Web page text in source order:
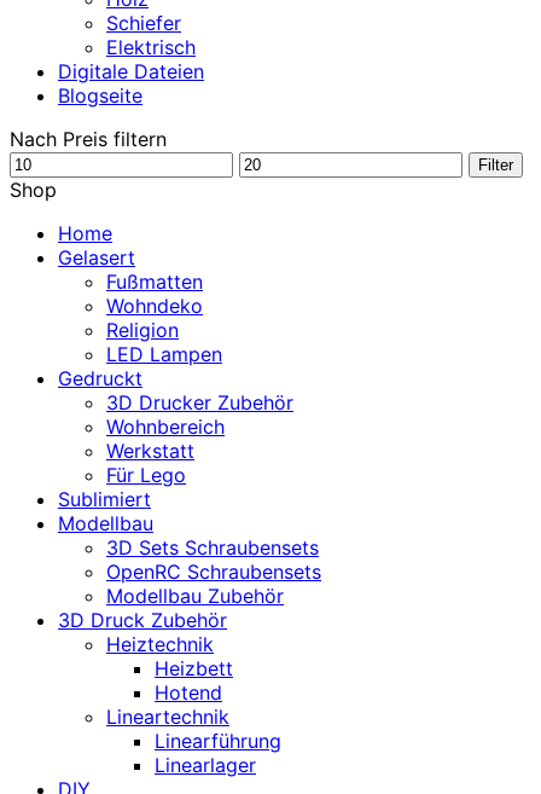
Schiefer
Elektrisch
Digitale Dateien
Blogseite
Nach Preis filtern
Min.
Preis
Max.
Filter
Shop
Home
Gelasert
Fußmatten
Wohndeko
Religion
LED Lampen
Gedruckt
3D Drucker Zubehör
Wohnbereich
Werkstatt
Für Lego
Sublimiert
Modellbau
3D Sets Schraubensets
OpenRC Schraubensets
Modellbau Zubehör
3D Druck Zubehör
Heiztechnik
Heizbett
Hotend
Lineartechnik
Linearführung
Linearlager
DIY